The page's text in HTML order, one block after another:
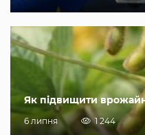
Як підвищити
6 липня 1 244